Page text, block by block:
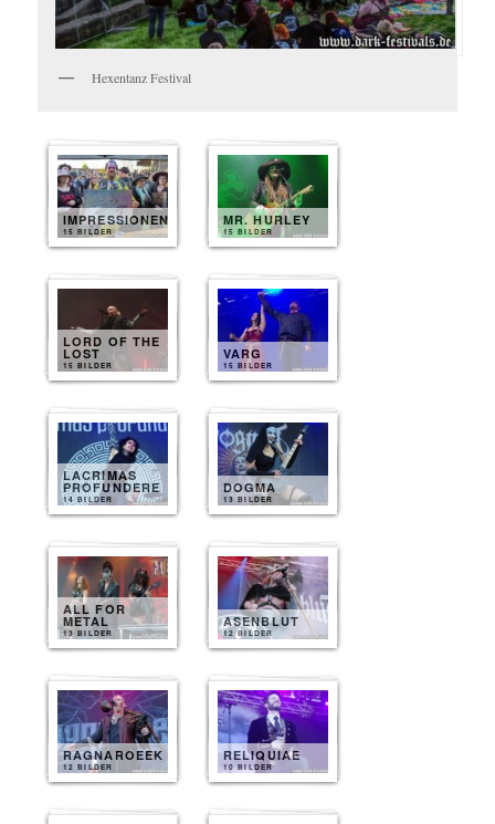
Hexentanz Festival
IMPRESSIONEN
15 BILDER
MR. HURLEY
15 BILDER
LORD OF THE
LOST
15 BILDER
VARG
15 BILDER
LACRIMAS
PROFUNDERE
14 BILDER
DOGMA
13 BILDER
ALL FOR
METAL
13 BILDER
ASENBLUT
12 BILDER
RAGNAROEEK
12 BILDER
RELIQUIAE
10 BILDER